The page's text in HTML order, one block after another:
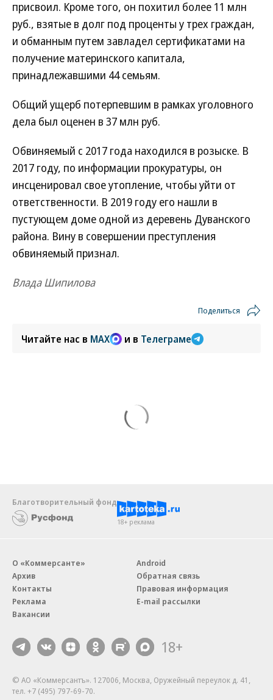
присвоил. Кроме того, он похитил более 11 млн
руб., взятые в долг под проценты у трех граждан,
и обманным путем завладел сертификатами на
получение материнского капитала,
принадлежавшими 44 семьям.
Общий ущерб потерпевшим в рамках уголовного
дела был оценен в 37 млн руб.
Обвиняемый с 2017 года находился в розыске. В
2017 году, по информации прокуратуры, он
инсценировал свое утопление, чтобы уйти от
ответственности. В 2019 году его нашли в
пустующем доме одной из деревень Дуванского
района. Вину в совершении преступления
обвиняемый признал.
Влада Шипилова
Поделиться
Читайте нас в MAX и в Телеграме
Благотворительный фонд
18+ реклама
О «Коммерсанте»
Архив
Контакты
Реклама
Вакансии
Android
Обратная связь
Правовая информация
E-mail рассылки
18+
© АО «Коммерсантъ». 127006, Москва, Оружейный переулок д. 41,
тел. +7 (495) 797-69-70.